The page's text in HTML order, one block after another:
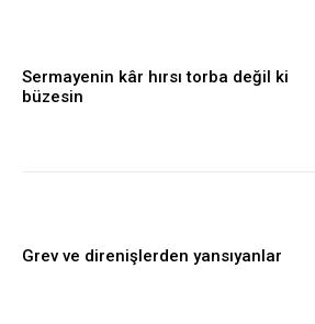
Sermayenin kâr hırsı torba değil ki
büzesin
Grev ve direnişlerden yansıyanlar